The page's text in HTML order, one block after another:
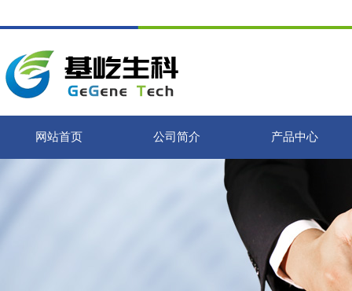
网站首页 公司简介 产品中心